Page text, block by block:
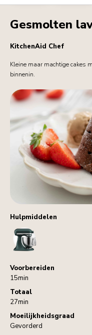
Hulpmiddelen
StandMixer
Voorbereiden
15min
Totaal
27min
Moeilijkheidsgraad
Gevorderd
Gesmolten
KitchenAid Chef
Kleine maar machtige cakes
binnenin.